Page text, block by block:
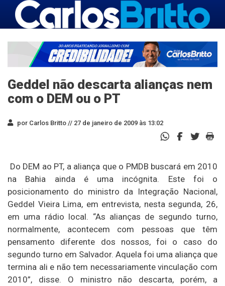
Geddel não descarta alianças nem
com o DEM ou o PT
por Carlos Britto // 27 de janeiro de 2009 às 13:02
Do DEM ao PT, a aliança que o PMDB buscará em 2010
na Bahia ainda é uma incógnita. Este foi o
posicionamento do ministro da Integração Nacional,
Geddel Vieira Lima, em entrevista, nesta segunda, 26,
em uma rádio local. “As alianças de segundo turno,
normalmente, acontecem com pessoas que têm
pensamento diferente dos nossos, foi o caso do
segundo turno em Salvador. Aquela foi uma aliança que
termina ali e não tem necessariamente vinculação com
2010”, disse. O ministro não descarta, porém, a